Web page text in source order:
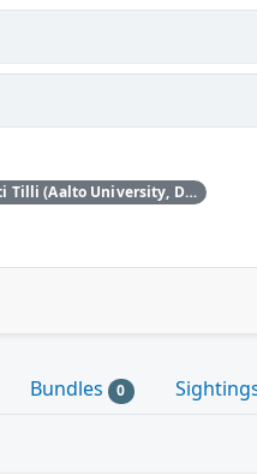
Thanks to Juha-Matti Tilli (Aalto University, Department of Communications and Networking / Nokia Bell Labs) for reporting this vulnerability.
Bundles 0